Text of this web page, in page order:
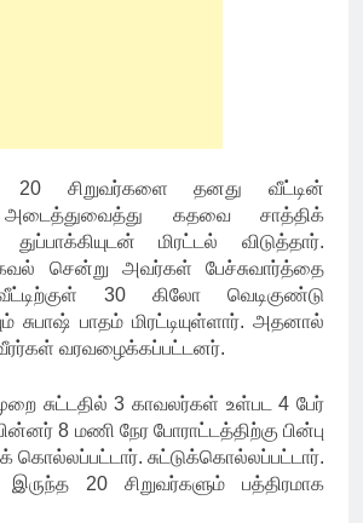
20 சிறுவர்களை தனது வீட்டின்
அடைத்துவைத்து கதவை சாத்திக்
மிரட்டல் விடுத்தார்.
சென்று அவர்கள் பேச்சுவார்த்தை
30 கிலோ வெடிகுண்டு
சுபாஷ் பாதம் மிரட்டியுள்ளார். அதனால்
வரவழைக்கப்பட்டனர்.
சுட்டதில் 3 காவலர்கள் உள்பட 4 பேர்
8 மணி நேர போராட்டத்திற்கு பின்பு
கொல்லப்பட்டார். சுட்டுக்கொல்லப்பட்டார்.
இருந்த 20 சிறுவர்களும் பத்திரமாக